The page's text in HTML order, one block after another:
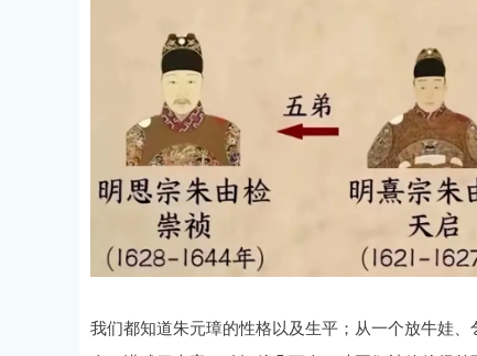
我们都知道朱元璋的性格以及生平；从一个放牛娃